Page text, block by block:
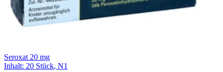
Seroxat 20 mg
Inhalt: 20 Stück, N1